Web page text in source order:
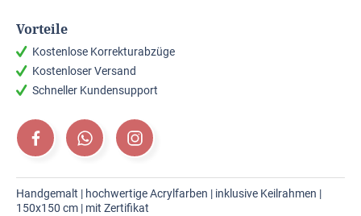
Vorteile
Kostenlose Korrekturabzüge
Kostenloser Versand
Schneller Kundensupport
Handgemalt | hochwertige Acrylfarben | inklusive Keilrahmen |
150x150 cm | mit Zertifikat